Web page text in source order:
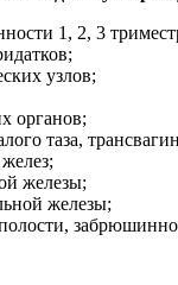
1, 2, 3
узлов;
органов;
таза,
железы;
железы;